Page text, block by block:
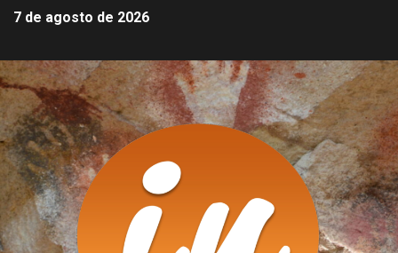
7 de agosto de 2026